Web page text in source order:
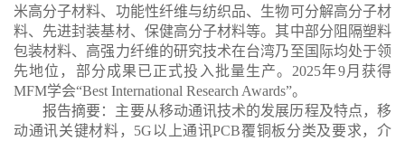
米高分子材料、功能性纤维与纺织品、生物可分解高分子材
料、先进封装基材、 保健高分子材料等。其中部分阻隔塑料
包装材料、高强力纤维的研究技术在台湾乃至国际均处于领
先地位，部分成果已正式投入批量生产。 2025年9月获得
MFM学会“Best International Research Awards”。
报告摘要：主要从移动通讯技术的发展历程及特点，移
动通讯关键材料，5G以上通讯PCB覆铜板分类及要求，介